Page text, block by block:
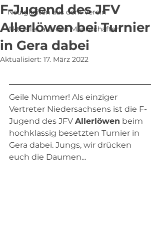
Neuigkeiten aus dem Verein
Aktuelles aus den Mannschaften
F-Jugend des JFV
Allerlöwen bei Turnier
in Gera dabei
Aktualisiert: 17. März 2022
Geile Nummer! Als einziger
Vertreter Niedersachsens ist die F-
Jugend des JFV Allerlöwen beim
hochklassig besetzten Turnier in
Gera dabei. Jungs, wir drücken
euch die Daumen...